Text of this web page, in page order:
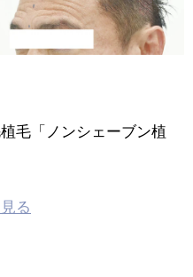
毛「ノンシェーブン植
る